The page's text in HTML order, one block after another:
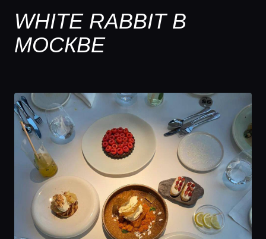
WHITE RABBIT В
МОСКВЕ